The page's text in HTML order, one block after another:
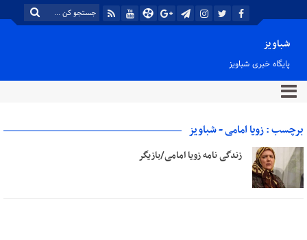
شباویز
پایگاه خبری شباویز
برچسب : زویا امامی - شباویز
زندگی نامه زویا امامی/بازیگر